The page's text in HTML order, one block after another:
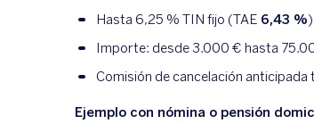
Hasta 6,25 % TIN fijo (TAE 6,43 %
Importe: desde 3.000 € hasta
Comisión de cancelación
Ejemplo con nómina o pensión